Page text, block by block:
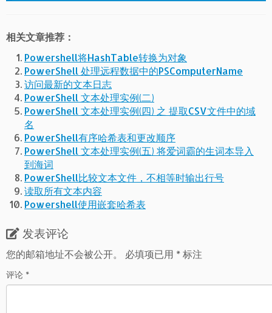
相关文章推荐：
Powershell将HashTable转换为对象
PowerShell 处理远程数据中的PSComputerName
访问最新的文本日志
PowerShell 文本处理实例(二)
PowerShell 文本处理实例(四) 之 提取CSV文件中的域
名
PowerShell有序哈希表和更改顺序
PowerShell 文本处理实例(五) 将爱词霸的生词本导入
到海词
PowerShell比较文本文件，不相等时输出行号
读取所有文本内容
Powershell使用嵌套哈希表
发表评论
您的邮箱地址不会被公开。
必填项已用 *标注
评论 *